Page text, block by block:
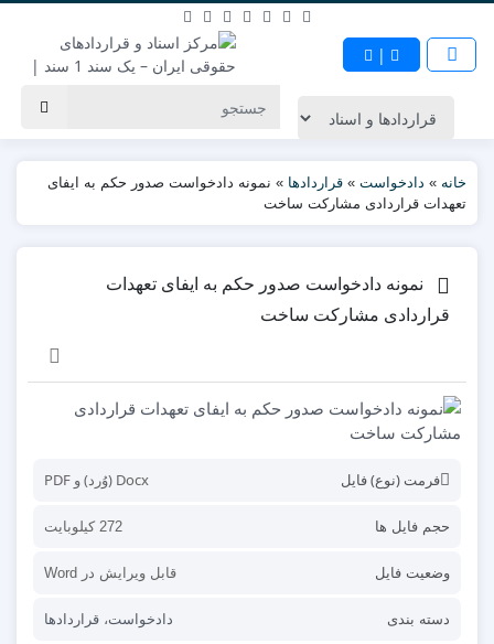
|
خانه » دادخواست » قراردادها » نمونه دادخواست صدور حکم به ایفای
تعهدات قراردادی مشارکت ساخت
نمونه دادخواست صدور حکم به ایفای تعهدات
قراردادی مشارکت ساخت
فرمت (نوع) فایل Docx (وُرد) و PDF
حجم فایل ها 272 کیلوبایت
وضعیت فایل قابل ویرایش در Word
دسته بندی دادخواست، قراردادها